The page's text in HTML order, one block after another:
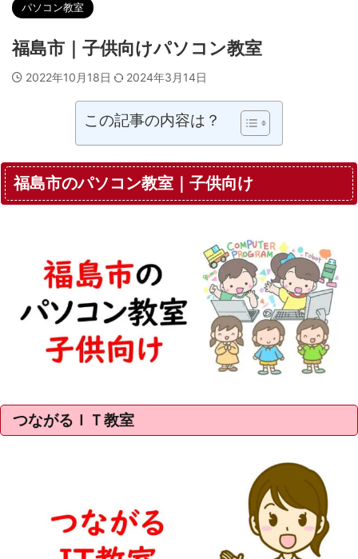
パソコン教室
福島市｜子供向けパソコン教室
2022年10月18日 2024年3月14日
この記事の内容は？
福島市のパソコン教室｜子供向け
つながるＩＴ教室